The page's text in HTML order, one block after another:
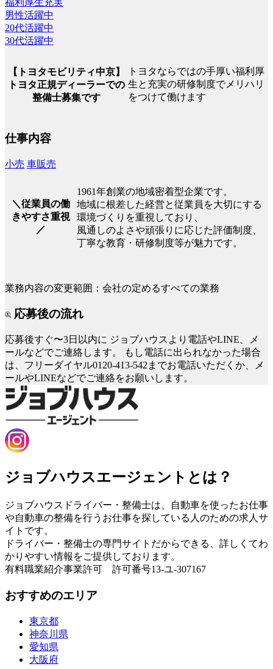
福利厚生充実
男性活躍中
20代活躍中
30代活躍中
【トヨタモビリティ中京】
トヨタ正規ディーラーでの
整備士募集です
トヨタならではの手厚い福利厚
生と充実の研修制度でメリハリ
をつけて働けます
仕事内容
小売 車販売
＼従業員の働
きやすさ重視
／
1961年創業の地域密着型企業です。
地域に根差した経営と従業員を大切にする
環境づくりを重視しており、
風通しのよさや頑張りに応じた評価制度、
丁寧な教育・研修制度等が魅力です。
業務内容の変更範囲：会社の定めるすべての業務
応募後の流れ
応募後すぐ〜3日以内に ジョブハウスより電話やLINE、メ
ールなどでご連絡します。
もし電話に出られなかった場合
は、フリーダイヤル0120-413-542までお電話いただくか、メ
ールやLINEなどでご連絡をお願いします。
ジョブハウスエージェントとは？
ジョブハウスドライバー・整備士は、自動車を使ったお仕事
や自動車の整備を行うお仕事を探している人のための求人サ
イトです。
ドライバー・整備士の専門サイトだからできる、詳しくてわ
かりやすい情報をご提供しております。
有料職業紹介事業許可 許可番号13-ユ-307167
おすすめのエリア
東京都
神奈川県
愛知県
大阪府